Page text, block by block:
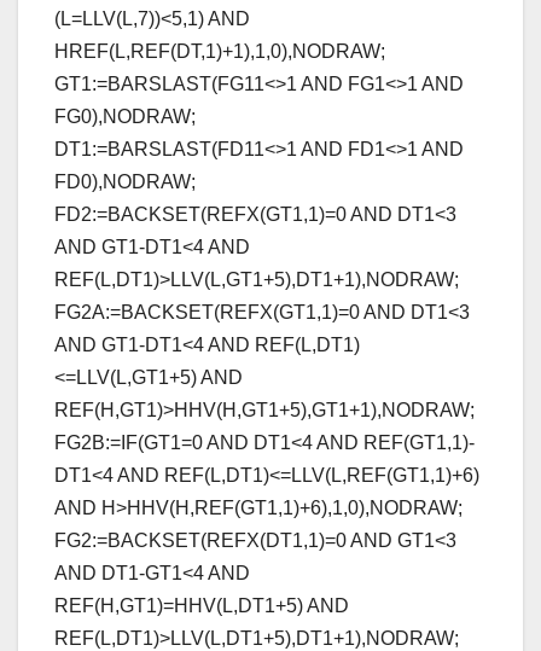
(L=LLV(L,7))<5,1) AND
HREF(L,REF(DT,1)+1),1,0),NODRAW;
GT1:=BARSLAST(FG11<>1 AND FG1<>1 AND
FG0),NODRAW;
DT1:=BARSLAST(FD11<>1 AND FD1<>1 AND
FD0),NODRAW;
FD2:=BACKSET(REFX(GT1,1)=0 AND DT1<3
AND GT1-DT1<4 AND
REF(L,DT1)>LLV(L,GT1+5),DT1+1),NODRAW;
FG2A:=BACKSET(REFX(GT1,1)=0 AND DT1<3
AND GT1-DT1<4 AND REF(L,DT1)
<=LLV(L,GT1+5) AND
REF(H,GT1)>HHV(H,GT1+5),GT1+1),NODRAW;
FG2B:=IF(GT1=0 AND DT1<4 AND REF(GT1,1)-
DT1<4 AND REF(L,DT1)<=LLV(L,REF(GT1,1)+6)
AND H>HHV(H,REF(GT1,1)+6),1,0),NODRAW;
FG2:=BACKSET(REFX(DT1,1)=0 AND GT1<3
AND DT1-GT1<4 AND
REF(H,GT1)=HHV(L,DT1+5) AND
REF(L,DT1)>LLV(L,DT1+5),DT1+1),NODRAW;